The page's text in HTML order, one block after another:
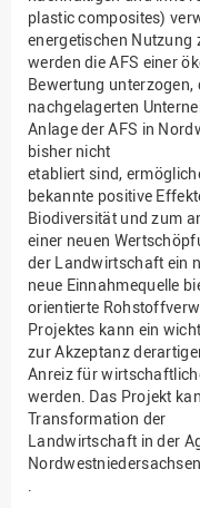
plastic composites)
energetischen
werden die AFS einer
Bewertung
nachgelagerten
Anlage der AFS in
bisher nicht
etabliert sind,
bekannte positive
Biodiversität und zum
einer neuen
der Landwirtschaft ein
neue Einnahmequelle
orientierte
Projektes kann ein
zur Akzeptanz
Anreiz für
werden. Das Projekt
Transformation der
Landwirtschaft in der
.